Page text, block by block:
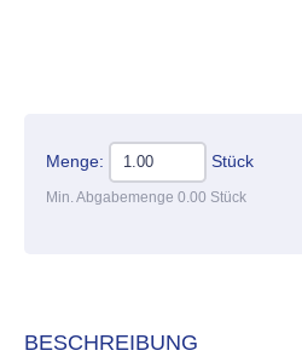
Menge: Stück
Min. Abgabemenge 0.00 Stück
BESCHREIBUNG